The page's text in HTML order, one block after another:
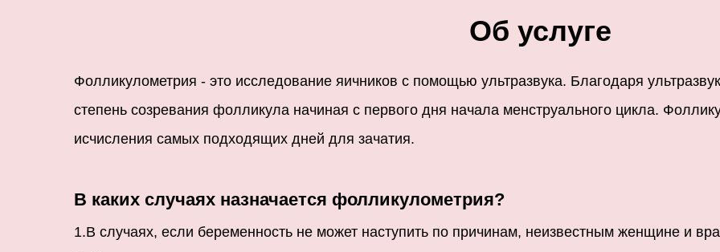
Об услуге
Фолликулометрия - это исследование яичников с помощью ультразвука. Благодаря
степень созревания фолликула начиная с первого дня начала менструального цикла.
исчисления самых подходящих дней для зачатия.
В каких случаях назначается фолликулометрия?
1.В случаях, если беременность не может наступить по причинам, неизвестным женщине и